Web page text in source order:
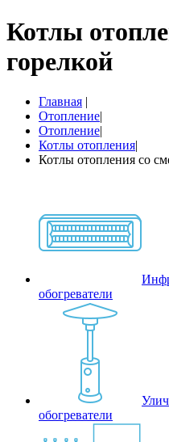
Котлы
горелкой
Главная |
Отопление|
Отопление|
Котлы отопления|
Котлы отопления со
обогреватели
обогреватели